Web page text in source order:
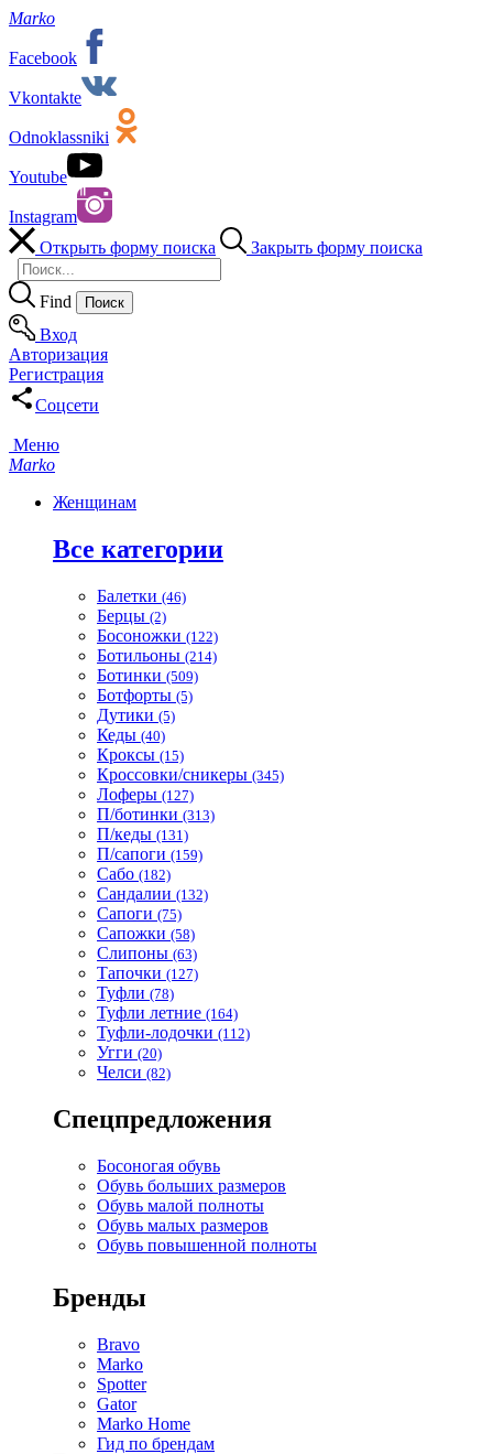
Marko
Facebook
Vkontakte
Odnoklassniki
Youtube
Instagram
Открыть форму поиска
Закрыть форму поиска
Find
Вход
Авторизация
Регистрация
Соцсети
Меню
Marko
Женщинам
Все категории
Балетки (46)
Берцы (2)
Босоножки (122)
Ботильоны (214)
Ботинки (509)
Ботфорты (5)
Дутики (5)
Кеды (40)
Кроксы (15)
Кроссовки/сникеры (345)
Лоферы (127)
П/ботинки (313)
П/кеды (131)
П/сапоги (159)
Сабо (182)
Сандалии (132)
Сапоги (75)
Сапожки (58)
Слипоны (63)
Тапочки (127)
Туфли (78)
Туфли летние (164)
Туфли-лодочки (112)
Угги (20)
Челси (82)
Спецпредложения
Босоногая обувь
Обувь больших размеров
Обувь малой полноты
Обувь малых размеров
Обувь повышенной полноты
Бренды
Bravo
Marko
Spotter
Gator
Marko Home
Гид по брендам